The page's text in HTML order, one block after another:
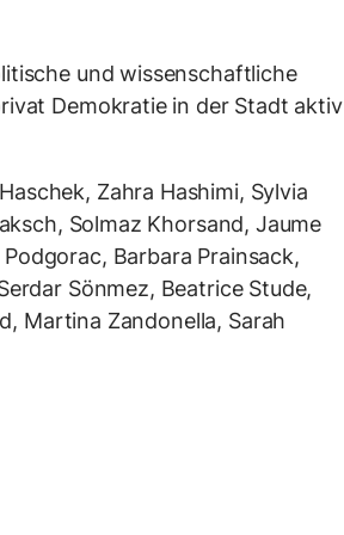
und wissenschaftliche
Demokratie in der Stadt aktiv
Zahra Hashimi, Sylvia
Solmaz Khorsand, Jaume
Barbara Prainsack,
Sönmez, Beatrice Stude,
Martina Zandonella, Sarah